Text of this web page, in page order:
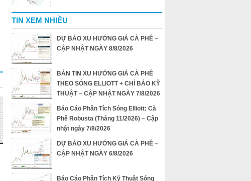
TIN XEM NHIỀU
DỰ BÁO XU HƯỚNG GIÁ CÀ PHÊ –
CẬP NHẬT NGÀY 8/8/2026
BẢN TIN XU HƯỚNG GIÁ CÀ PHÊ
THEO SÓNG ELLIOTT + CHỈ BÁO KỸ
THUẬT – CẬP NHẬT NGÀY 7/8/2026
Báo Cáo Phân Tích Sóng Elliott: Cà
Phê Robusta (Tháng 11/2026) – Cập
nhật ngày 7/8/2026
DỰ BÁO XU HƯỚNG GIÁ CÀ PHÊ –
CẬP NHẬT NGÀY 6/8/2026
Báo Cáo Phân Tích Kỹ Thuật Sóng